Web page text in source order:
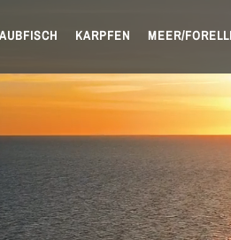
KARPFEN MEER/